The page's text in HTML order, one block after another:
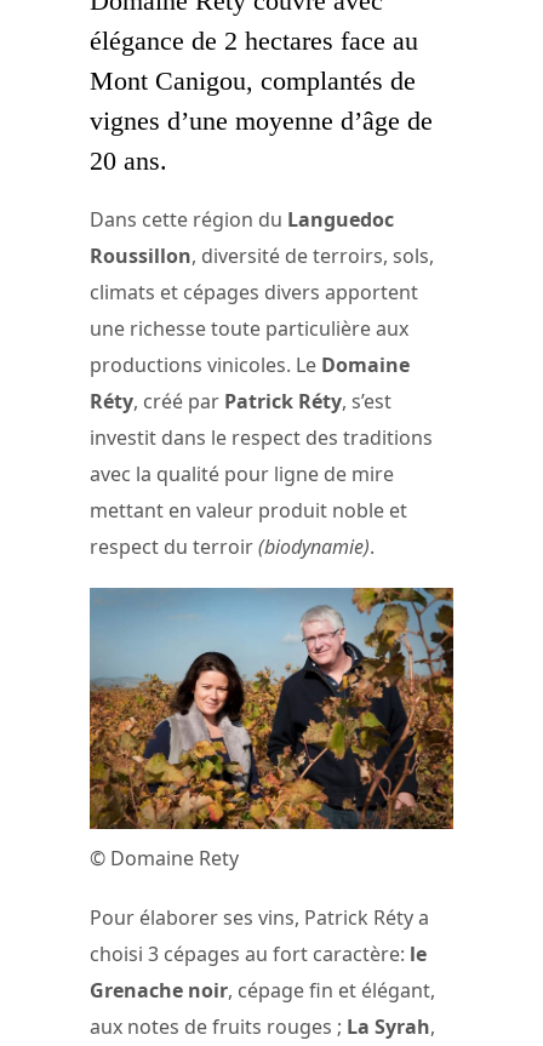
élégance de 2 hectares face au
Mont Canigou, complantés de
vignes d’une moyenne d’âge de
20 ans.
Dans cette région du Languedoc
Roussillon, diversité de terroirs, sols,
climats et cépages divers apportent
une richesse toute particulière aux
productions vinicoles. Le Domaine
Réty, créé par Patrick Réty, s’est
investit dans le respect des traditions
avec la qualité pour ligne de mire
mettant en valeur produit noble et
respect du terroir(biodynamie).
© Domaine Rety
Pour élaborer ses vins, Patrick Réty a
choisi 3 cépages au fort caractère: le
Grenache noir, cépage fin et élégant,
aux notes de fruits rouges ; La Syrah,